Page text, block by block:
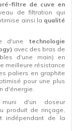
filtre de cuve en
de filtration qui
ainsi la qualité
d'une technologie
avec des bras de
d'une main) en
meilleure résistance
paliers en graphite
pour une plus
d'énergie.
d'un doseur
produit de rinçage,
indépendant de la